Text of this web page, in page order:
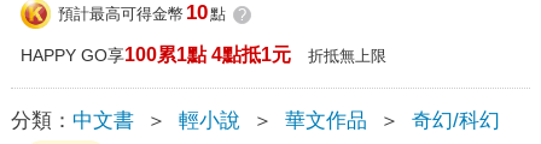
預計最高可得金幣 10點 ?
HAPPY GO享100累1點 4點抵1元 折抵無上限
分類： 中文書 ＞ 輕小說 ＞ 華文作品 ＞ 奇幻/科幻